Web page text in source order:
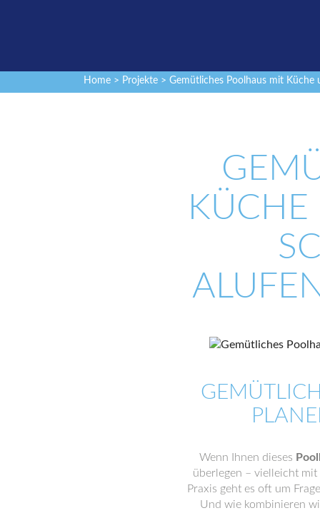
Home > Projekte > Gemütliches Poolhaus mit
KÜCHE
Wenn Ihnen dieses
überlegen – vielleicht mit
Praxis geht es oft um
Und wie kombinieren